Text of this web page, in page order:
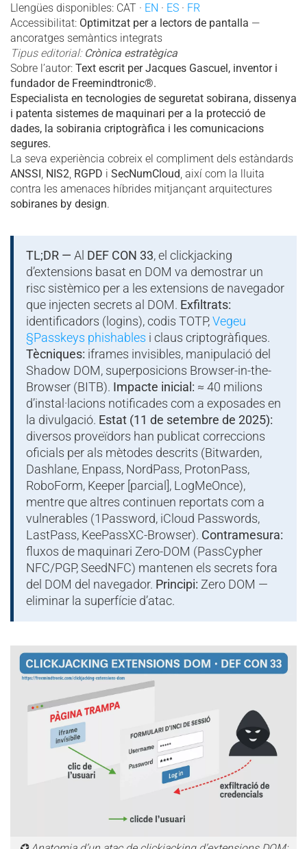
Llengües disponibles: CAT · EN · ES · FR
Accessibilitat: Optimitzat per a lectors de pantalla —
ancoratges semàntics integrats
Tipus editorial: Crònica estratègica
Sobre l’autor: Text escrit per Jacques Gascuel, inventor i
fundador de Freemindtronic®.
Especialista en tecnologies de seguretat sobirana, dissenya
i patenta sistemes de maquinari per a la protecció de
dades, la sobirania criptogràfica i les comunicacions
segures.
La seva experiència cobreix el compliment dels estàndards
ANSSI NIS2 RGPD i SecNumCloud , així com la lluita
contra les amenaces híbrides mitjançant arquitectures
sobiranes by design.
TL;DR — Al DEF CON 33, el clickjacking
d’extensions basat en DOM va demostrar un
risc sistèmico per a les extensions de navegador
que injecten secrets al DOM. Exfiltrats:
identificadors (logins), codis TOTP, Vegeu
§Passkeys phishables i claus criptogràfiques.
Tècniques: iframes invisibles, manipulació del
Shadow DOM, superposicions Browser-in-the-
Browser (BITB). Impacte inicial: ≈ 40 milions
d’instal·lacions notificades com a exposades en
la divulgació. Estat (11 de setembre de 2025):
diversos proveïdors han publicat correccions
oficials per als mètodes descrits (Bitwarden,
Dashlane, Enpass, NordPass, ProtonPass,
RoboForm, Keeper [parcial], LogMeOnce),
mentre que altres continuen reportats com a
vulnerables (1Password, iCloud Passwords,
LastPass, KeePassXC-Browser). Contramesura:
fluxos de maquinari Zero-DOM (PassCypher
NFC/PGP, SeedNFC) mantenen els secrets fora
del DOM del navegador. Principi: Zero DOM —
eliminar la superfície d’atac.